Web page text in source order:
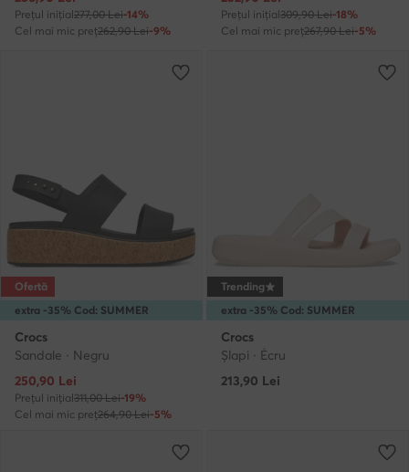
Prețul inițial277,00 Lei-14%
Cel mai mic preț262,90 Lei-9%
Prețul inițial309,90 Lei-18%
Cel mai mic preț267,90 Lei-5%
extra -35% Cod: SUMMER
Ofertă
Crocs
Sandale · Negru
Prețul actual
250,90 Lei
Prețul inițial311,00 Lei-19%
Cel mai mic preț264,90 Lei-5%
extra -35% Cod: SUMMER
Trending
Crocs
Şlapi · Écru
213,90 Lei